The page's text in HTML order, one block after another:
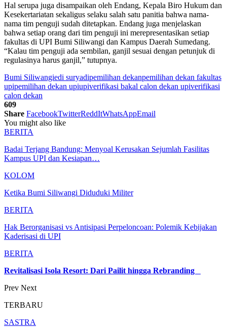
Hal serupa juga disampaikan oleh Endang, Kepala Biro Hukum dan
Kesekertariatan sekaligus selaku salah satu panitia bahwa nama-
nama tim penguji sudah ditetapkan. Endang juga menjelaskan
bahwa setiap orang dari tim penguji ini merepresentasikan setiap
fakultas di UPI Bumi Siliwangi dan Kampus Daerah Sumedang.
“Kalau tim penguji ada sembilan, ganjil sesuai dengan petunjuk di
regulasinya harus ganjil,” tutupnya.
Bumi Siliwangiedi suryadipemilihan dekanpemilihan dekan fakultas
upipemilihan dekan upiupiverifikasi bakal calon dekan upiverifikasi
calon dekan
609
Share FacebookTwitterReddItWhatsAppEmail
You might also like
BERITA
Badai Terjang Bandung: Menyoal Kerusakan Sejumlah Fasilitas
Kampus UPI dan Kesiapan…
KOLOM
Ketika Bumi Siliwangi Diduduki Militer
BERITA
Hak Berorganisasi vs Antisipasi Perpeloncoan: Polemik Kebijakan
Kaderisasi di UPI
BERITA
Revitalisasi Isola Resort: Dari Pailit hingga Rebranding
Prev Next
TERBARU
SASTRA